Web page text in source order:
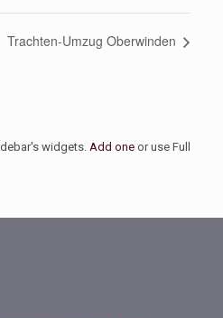
Trachten-Umzug Oberwinden
widgets. Add one or use Full